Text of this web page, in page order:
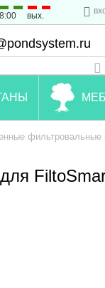
вых.
фильтровальные